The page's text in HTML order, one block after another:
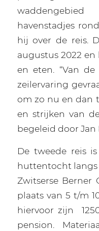
havenstadjes
hij over de reis.
augustus 2022
en eten. “Van
zeilervaring
om zo nu en dan
en strijken van
begeleid door Jan
De tweede reis
huttentocht langs
Zwitserse Berner
plaats van 5 t/m
hiervoor zijn
pension.